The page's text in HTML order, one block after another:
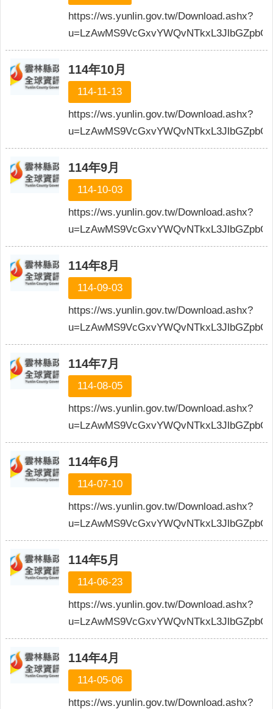
https://ws.yunlin.gov.tw/Download.ashx?
114年10月
114-11-13
https://ws.yunlin.gov.tw/Download.ashx?
114年9月
114-10-03
https://ws.yunlin.gov.tw/Download.ashx?
114年8月
114-09-03
https://ws.yunlin.gov.tw/Download.ashx?
114年7月
114-08-05
https://ws.yunlin.gov.tw/Download.ashx?
114年6月
114-07-10
https://ws.yunlin.gov.tw/Download.ashx?
114年5月
114-06-23
https://ws.yunlin.gov.tw/Download.ashx?
114年4月
114-05-06
https://ws.yunlin.gov.tw/Download.ashx?